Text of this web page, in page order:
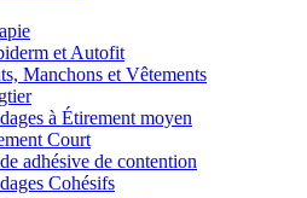
et Autofit
Manchons et Vêtements
à Étirement moyen
Court
adhésive de contention
Cohésifs